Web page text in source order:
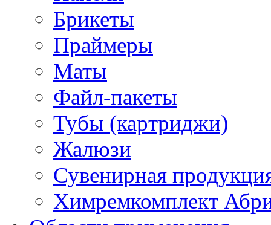
Брикеты
Праймеры
Маты
Файл-пакеты
Тубы (картриджи)
Жалюзи
Сувенирная
Химремкомплект